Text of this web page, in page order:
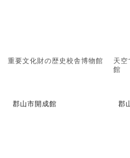
重要文化財の歴史校舎博物館
天
館
郡山市開成館 郡